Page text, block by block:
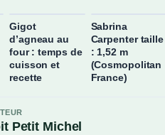
Gigot
d’agneau au
four : temps de
cuisson et
recette
Sabrina
Carpenter taille
: 1,52 m
(Cosmopolitan
France)
Petit Michel